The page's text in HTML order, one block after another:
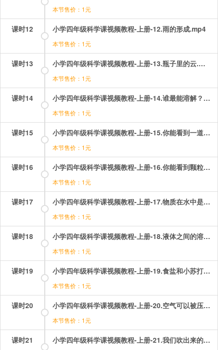
本节售价：1元
课时12 小学四年级科学课视频教程-上册-12.雨的形成.mp4
本节售价：1元
课时13 小学四年级科学课视频教程-上册-13.瓶子里的云.mp4
本节售价：1元
课时14 小学四年级科学课视频教程-上册-14.谁最能溶解？.mp4
本节售价：1元
课时15 小学四年级科学课视频教程-上册-15.你能看到一道光吗？.mp4
本节售价：1元
课时16 小学四年级科学课视频教程-上册-16.你能看到颗粒吗？.mp4
本节售价：1元
课时17 小学四年级科学课视频教程-上册-17.物质在水中是怎样溶解的？.mp4
本节售价：1元
课时18 小学四年级科学课视频教程-上册-18.液体之间的溶解现象.mp4
本节售价：1元
课时19 小学四年级科学课视频教程-上册-19.食盐和小苏打在水中的溶解能力.mp4
本节售价：1元
课时20 小学四年级科学课视频教程-上册-20.空气可以被压进水里？.mp4
本节售价：1元
课时21 小学四年级科学课视频教程-上册-21.我们吹出来的究竟是什么？.mp4